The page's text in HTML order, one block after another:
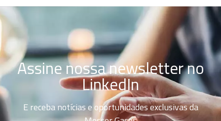
Assine nossa newsletter no
LinkedIn
E receba notícias e oportunidades exclusivas da